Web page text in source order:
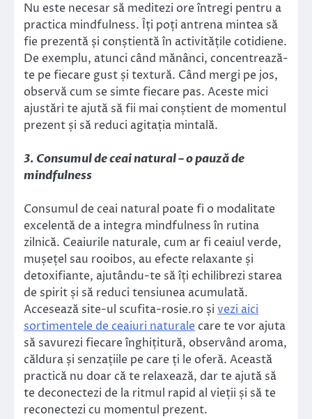
Nu este necesar să meditezi ore întregi pentru a
practica mindfulness. Îți poți antrena mintea să
fie prezentă și conștientă în activitățile cotidiene.
De exemplu, atunci când mănânci, concentrează-
te pe fiecare gust și textură. Când mergi pe jos,
observă cum se simte fiecare pas. Aceste mici
ajustări te ajută să fii mai conștient de momentul
prezent și să reduci agitația mintală.
3. Consumul de ceai natural – o pauză de
mindfulness
Consumul de ceai natural poate fi o modalitate
excelentă de a integra mindfulness în rutina
zilnică. Ceaiurile naturale, cum ar fi ceaiul verde,
mușețel sau rooibos, au efecte relaxante și
detoxifiante, ajutându-te să îți echilibrezi starea
de spirit și să reduci tensiunea acumulată.
Accesează site-ul scufita-rosie.ro și vezi aici
sortimentele de ceaiuri naturale care te vor ajuta
să savurezi fiecare înghițitură, observând aroma,
căldura și senzațiile pe care ți le oferă. Această
practică nu doar că te relaxează, dar te ajută să
te deconectezi de la ritmul rapid al vieții și să te
reconectezi cu momentul prezent.